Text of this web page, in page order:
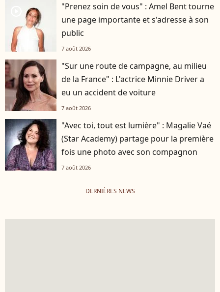
"Prenez soin de vous" : Amel Bent tourne
une page importante et s'adresse à son
public
7 août 2026
"Sur une route de campagne, au milieu
de la France" : L'actrice Minnie Driver a
eu un accident de voiture
7 août 2026
"Avec toi, tout est lumière" : Magalie Vaé
(Star Academy) partage pour la première
fois une photo avec son compagnon
7 août 2026
DERNIÈRES NEWS